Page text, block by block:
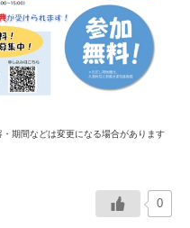
期間などは変更になる場合があります
0